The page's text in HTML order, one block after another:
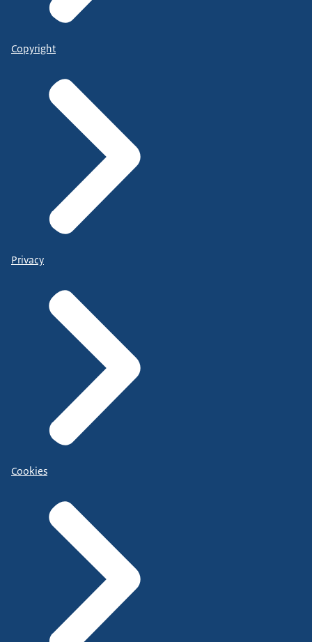
Copyright
Privacy
Cookies